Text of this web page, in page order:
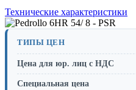
Технические характеристики
ТИПЫ ЦЕН
Цена для юр. лиц с НДС
Специальная цена